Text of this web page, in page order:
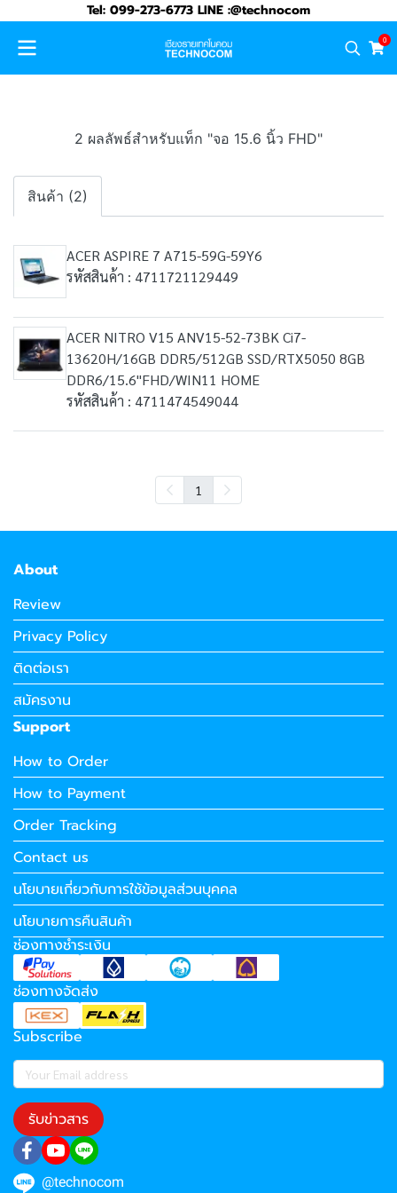
Tel: 099-273-6773 LINE :@technocom
0
2 ผลลัพธ์สำหรับแท็ก "จอ 15.6 นิ้ว FHD"
สินค้า (2)
ACER ASPIRE 7 A715-59G-59Y6
รหัสสินค้า : 4711721129449
ACER NITRO V15 ANV15-52-73BK Ci7-
13620H/16GB DDR5/512GB SSD/RTX5050 8GB
DDR6/15.6"FHD/WIN11 HOME
รหัสสินค้า : 4711474549044
1
About
Review
Privacy Policy
ติดต่อเรา
สมัครงาน
Support
How to Order
How to Payment
Order Tracking
Contact us
นโยบายเกี่ยวกับการใช้ข้อมูลส่วนบุคคล
นโยบายการคืนสินค้า
ช่องทางชำระเงิน
ช่องทางจัดส่ง
Subscribe
รับข่าวสาร
@technocom